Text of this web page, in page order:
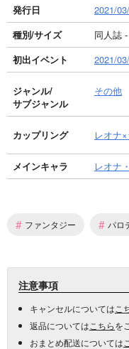
発行日
2021/
種別/サイズ
同人誌
初出イベント
2021/
ジャンル/
サブジャンル
その他
カップリング レオナ
メインキャラ レオナ
# ファンタジー # パロ
注意事項
キャンセルについては こ
返品については こちらを
おまとめ配送については